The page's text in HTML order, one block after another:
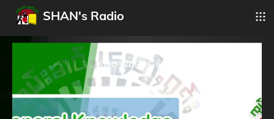
SHAN's Radio